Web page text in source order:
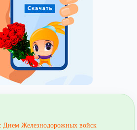
Днем Железнодорожных войск